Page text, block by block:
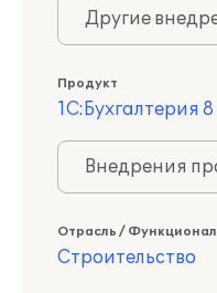
Другие
Продукт
1С:Бухгалтерия 8
Внедрения
Отрасль /
Строительство